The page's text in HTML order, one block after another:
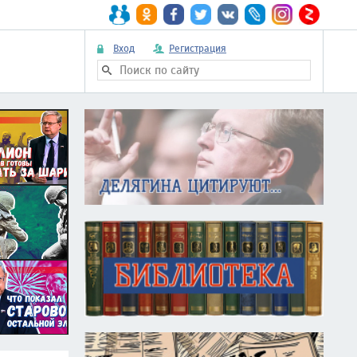
Вход Регистрация